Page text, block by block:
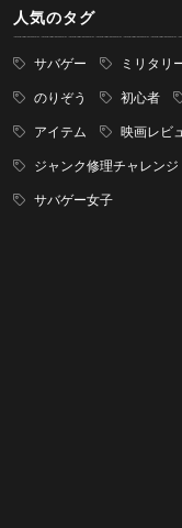
人気のタグ
サバゲー ミリタリ
のりぞう 初心者
アイテム 映画レビ
ジャンク修理チャレンジ
サバゲー女子